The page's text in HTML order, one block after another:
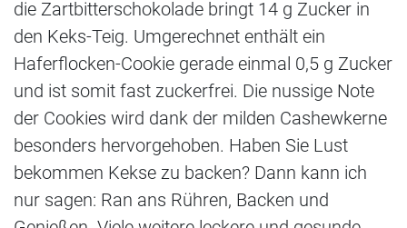
die Zartbitterschokolade bringt 14 g Zucker in
den Keks-Teig. Umgerechnet enthält ein
Haferflocken-Cookie gerade einmal 0,5 g Zucker
und ist somit fast zuckerfrei. Die nussige Note
der Cookies wird dank der milden Cashewkerne
besonders hervorgehoben. Haben Sie Lust
bekommen Kekse zu backen? Dann kann ich
nur sagen: Ran ans Rühren, Backen und